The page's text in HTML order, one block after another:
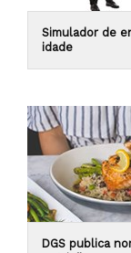
Simulador de
idade
DGS publica